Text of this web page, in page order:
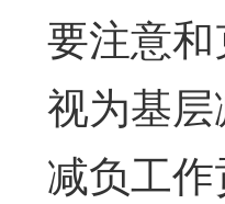
要注意
视为基
减负工